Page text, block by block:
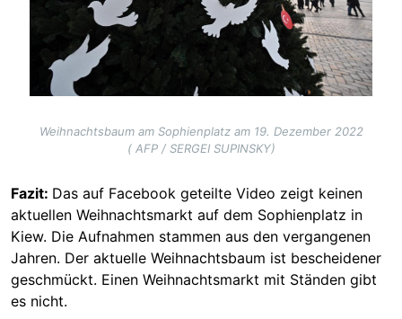
Weihnachtsbaum am Sophienplatz am 19. Dezember 2022
( AFP / SERGEI SUPINSKY)
Fazit: Das auf Facebook geteilte Video zeigt keinen
aktuellen Weihnachtsmarkt auf dem Sophienplatz in
Kiew. Die Aufnahmen stammen aus den vergangenen
Jahren. Der aktuelle Weihnachtsbaum ist bescheidener
geschmückt. Einen Weihnachtsmarkt mit Ständen gibt
es nicht.